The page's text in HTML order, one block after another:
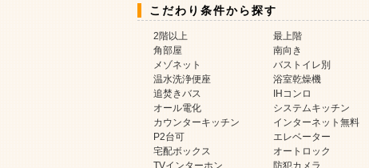
こだわり条件から探す
2階以上
最上階
角部屋
南向き
メゾネット
バストイレ別
温水洗浄便座
浴室乾燥機
追焚きバス
IHコンロ
オール電化
システムキッチン
カウンターキッチン
インターネット無料
P2台可
エレベーター
宅配ボックス
オートロック
TVインターホン
防犯カメラ